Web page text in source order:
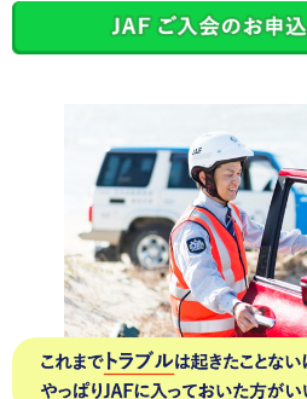
会員優待サービス
サービス)に、お得を感じて満
会員優待サービス
優待サービスが1割引きだとし
いろいろな優待施設があ
ていても気になりません。